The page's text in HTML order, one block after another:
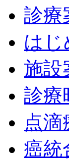
診療
はじ
施設
診療
点滴
癌統